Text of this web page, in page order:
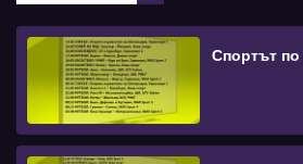
Спортът